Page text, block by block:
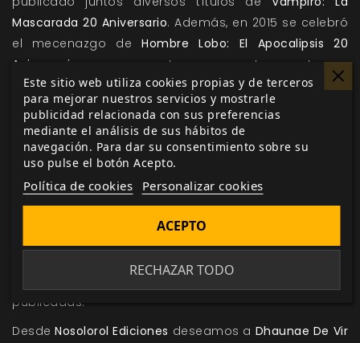
Mascarada 20 Aniversario. Además, en 2015 se celebró
el mecenazgo deHombre Lobo: El Apocalipsis 20
Aniversario
y en estos momentos estamos
gestionando el tercer mecenazgo:Vampiro: Edad
Oscura 20 Aniversario.
AhoraDhaunae De Virseincorpora al equipo
Wolf , empresa licenciataria de las lineas de Mundo de
Tinieblas y, a raíz de esto,
integrará enNosolorol Edicionespara seguir
publicando los diferentes títulos de dicha línea con el
publicadas.
DesdeNosolorol Ediciones deseamos a Dhaunae De Vir
Este sitio web utiliza cookies propias y de terceros
para mejorar nuestros servicios y mostrarle
publicidad relacionada con sus preferencias
mediante el análisis de sus hábitos de
navegación. Para dar su consentimiento sobre su
uso pulse el botón Acepto.
Política de cookies Personalizar cookies
RECHAZAR TODO
ACEPTO